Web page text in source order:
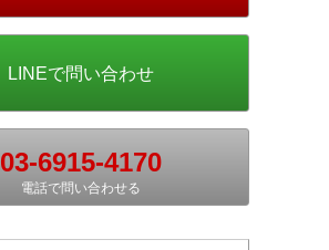
03-6915-4170
電話で問い合わせる